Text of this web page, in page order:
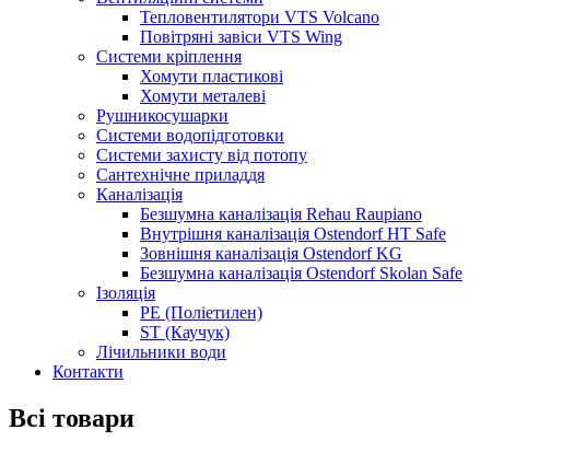
Тепловентилятори VTS Volcano
Повітряні завіси VTS Wing
Системи кріплення
Хомути пластикові
Хомути металеві
Рушникосушарки
Системи водопідготовки
Системи захисту від потопу
Сантехнічне приладдя
Каналізація
Безшумна каналізація Rehau Raupiano
Внутрішня каналізація Ostendorf HT Safe
Зовнішня каналізація Ostendorf KG
Безшумна каналізація Ostendorf Skolan Safe
Ізоляція
PE (Поліетилен)
ST (Каучук)
Лічильники води
Контакти
Всі товари